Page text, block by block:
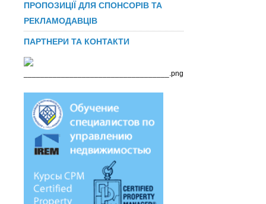
ПРОПОЗИЦІЇ ДЛЯ СПОНСОРІВ ТА
РЕКЛАМОДАВЦІВ
ПАРТНЕРИ ТА КОНТАКТИ